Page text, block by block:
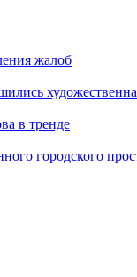
жалоб
в тренде
городского